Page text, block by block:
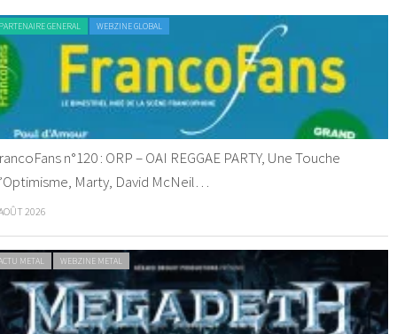
GENERAL WEBZINE GLOBAL
n°120 : ORP – OAI REGGAE PARTY, Une Touche
Marty, David McNeil…
2026
METAL WEBZINE METAL